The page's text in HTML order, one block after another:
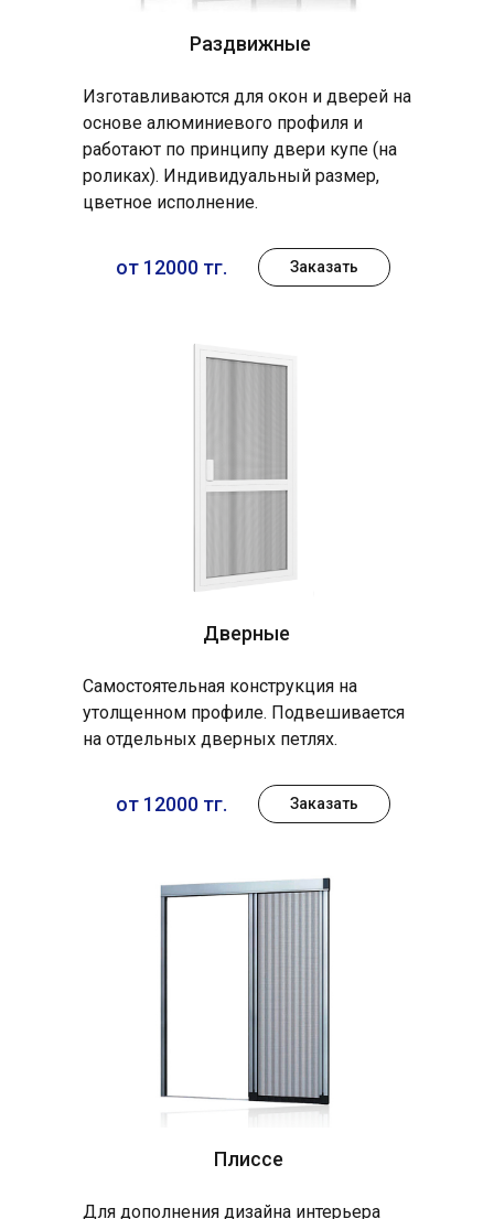
Раздвижные
Дверные
Плиссе
Изготавливаются для окон и дверей на
основе алюминиевого профиля и
работают по принципу двери купе (на
роликах). Индивидуальный размер,
цветное исполнение.
Самостоятельная конструкция на
утолщенном профиле. Подвешивается
на отдельных дверных петлях.
Для дополнения дизайна интерьера
от 12000 тг.
от 12000 тг.
Заказать
Заказать